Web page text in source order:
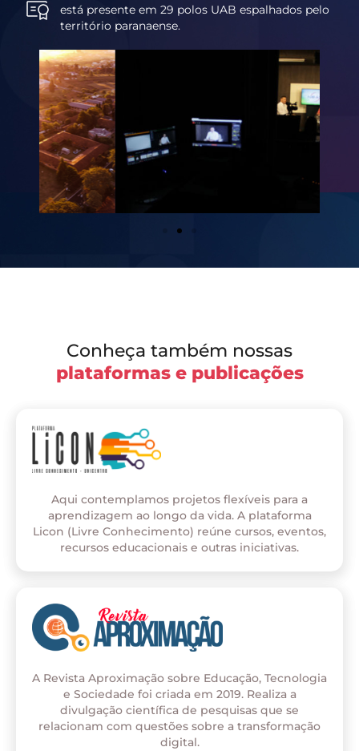
está presente em 29 polos UAB espalhados pelo
território paranaense.
Conheça também nossas
plataformas e publicações
Aqui contemplamos projetos flexíveis para a
aprendizagem ao longo da vida. A plataforma
Licon (Livre Conhecimento) reúne cursos, eventos,
recursos educacionais e outras iniciativas.
A Revista Aproximação sobre Educação, Tecnologia
e Sociedade foi criada em 2019. Realiza a
divulgação científica de pesquisas que se
relacionam com questões sobre a transformação
digital.